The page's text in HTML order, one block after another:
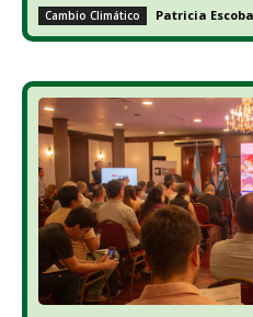
Cambio Climático Patricia